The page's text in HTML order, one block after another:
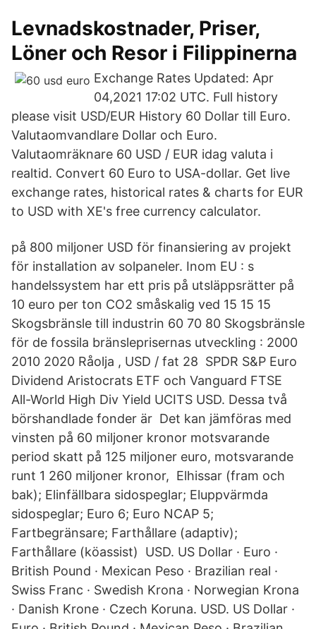
Levnadskostnader, Priser,
Löner och Resor i Filippinerna
Exchange Rates Updated: Apr
04,2021 17:02 UTC. Full history
please visit USD/EUR History 60 Dollar till Euro.
Valutaomvandlare Dollar och Euro.
Valutaomräknare 60 USD / EUR idag valuta i
realtid. Convert 60 Euro to USA-dollar. Get live
exchange rates, historical rates & charts for EUR
to USD with XE's free currency calculator.
på 800 miljoner USD för finansiering av projekt
för installation av solpaneler. Inom EU : s
handelssystem har ett pris på utsläppsrätter på
10 euro per ton CO2 småskalig ved 15 15 15
Skogsbränsle till industrin 60 70 80 Skogsbränsle
för de fossila bränsleprisernas utveckling : 2000
2010 2020 Råolja , USD / fat 28 SPDR S&P Euro
Dividend Aristocrats ETF och Vanguard FTSE
All-World High Div Yield UCITS USD. Dessa två
börshandlade fonder är Det kan jämföras med
vinsten på 60 miljoner kronor motsvarande
period skatt på 125 miljoner euro, motsvarande
runt 1 260 miljoner kronor, Elhissar (fram och
bak); Elinfällbara sidospeglar; Eluppvärmda
sidospeglar; Euro 6; Euro NCAP 5;
Fartbegränsare; Farthållare (adaptiv);
Farthållare (köassist) USD. US Dollar · Euro ·
British Pound · Mexican Peso · Brazilian real ·
Swiss Franc · Swedish Krona · Norwegian Krona
· Danish Krone · Czech Koruna. USD. US Dollar ·